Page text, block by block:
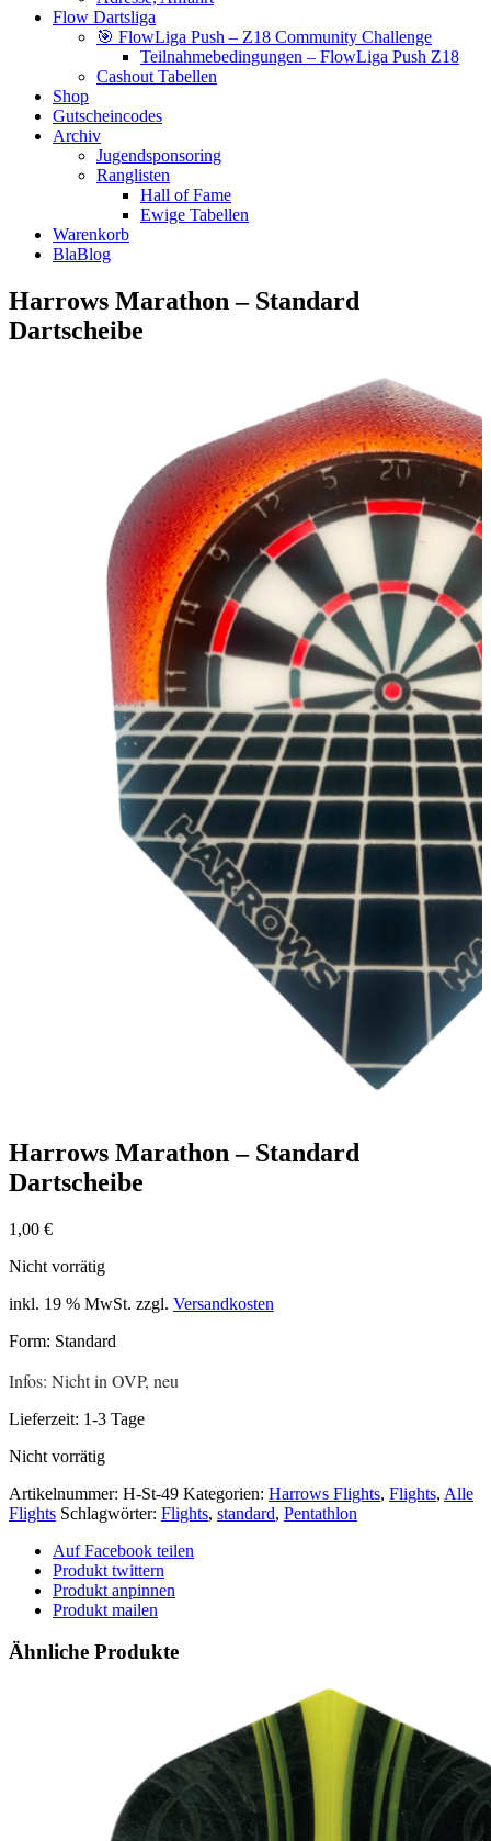
Flow Dartsliga
🎯 FlowLiga Push – Z18 Community Challenge
Teilnahmebedingungen – FlowLiga Push Z18
Cashout Tabellen
Shop
Gutscheincodes
Archiv
Jugendsponsoring
Ranglisten
Hall of Fame
Ewige Tabellen
Warenkorb
BlaBlog
Harrows Marathon – Standard
Dartscheibe
Harrows Marathon – Standard
Dartscheibe
1,00 €
Nicht vorrätig
inkl. 19 % MwSt. zzgl. Versandkosten
Form: Standard
Infos: Nicht in OVP, neu
Lieferzeit: 1-3 Tage
Nicht vorrätig
Artikelnummer: H-St-49 Kategorien: Harrows Flights, Flights, Alle
Flights Schlagwörter: Flights, standard, Pentathlon
Auf Facebook teilen
Produkt twittern
Produkt anpinnen
Produkt mailen
Ähnliche Produkte